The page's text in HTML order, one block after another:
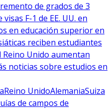
de grados de 3
F-1 de EE. UU. en
en educación superior en
reciben estudiantes
Reino Unido aumentan
noticias sobre estudios en
Reino UnidoAlemaniaSuiza
de campos de